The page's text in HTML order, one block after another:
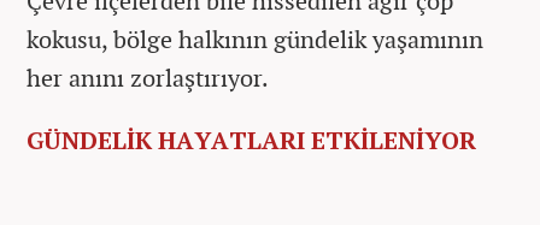
kokusu, bölge halkının gündelik yaşamının
her anını zorlaştırıyor.
GÜNDELİK HAYATLARI ETKİLENİYOR